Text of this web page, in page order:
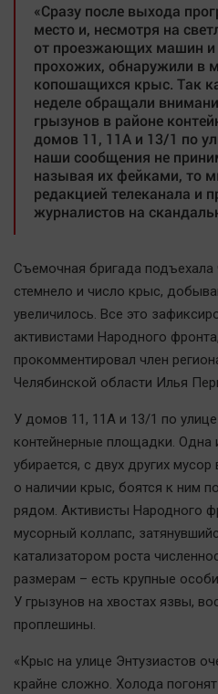
Отраслевые темы
Hедвижимость
Образование
Автомобили
XX век: криминальные уроки
Банки
Медиаграмотность
Медицина
Новости компаний
Прогулки по городу Ч
Спецпроект
Челябинск космический
Bookworms
English version
Online-консультация
Актуальная тема
Блогеркуль
Быстрый медиазавод
Вкусное
«Сразу после выхода
место и, несмотря на
от проезжающих машин и
прохожих, обнаружили в
копошащихся крыс. Так
неделе обращали
грызунов в районе
домов 11, 11А и 13/1 по
наши сообщения не
называя их фейками, то
редакцией телеканала и
журналистов на
Съемочная бригада подъехала
стемнело и число крыс,
увеличилось. Все это
активистами Народного
прокомментировал член
Челябинской области Илья
У домов 11, 11А и 13/1 по
контейнерные площадки. Одна
убирается, с двух других
о наличии крыс, боятся к ним
рядом. Активисты Народного
мусорный коллапс,
катализатором роста
размерам – есть крупные
У грызунов на хвостах язвы,
проплешины.
«Крыс на улице Энтузиастов
крайне сложно. Холода